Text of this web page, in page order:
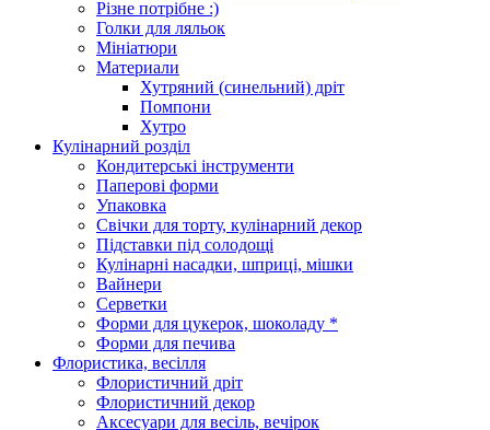
Різне потрібне :)
Голки для ляльок
Мініатюри
Материали
Хутряний (синельний) дріт
Помпони
Хутро
Кулінарний розділ
Кондитерські інструменти
Паперові форми
Упаковка
Свічки для торту, кулінарний декор
Підставки під солодощі
Кулінарні насадки, шприці, мішки
Вайнери
Серветки
Форми для цукерок, шоколаду *
Форми для печива
Флористика, весілля
Флористичний дріт
Флористичний декор
Аксесуари для весіль, вечірок